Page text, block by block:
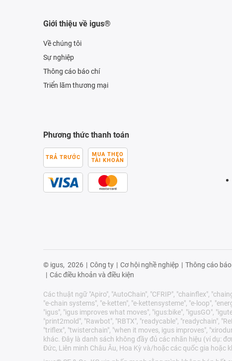
Giới thiệu về igus®
Về chúng tôi
Sự nghiệp
Thông cáo báo chí
Triển lãm thương mại
Phương thức thanh toán
TRẢ TRƯỚC
MUA THEO
TÀI KHOẢN
© igus, 2026 | Công ty | Cơ hội nghề nghiệp | Thông cáo
| Các điều khoản và điều kiện
Các thuật ngữ "Apiro", "AutoChain", "CFRIP", "chainflex",
"e-chain systems", "e-ketten", "e-kettensysteme", "e-loop",
"igus", "igus improves what moves", "igus:bike", "igusGO",
"print2mold", "Rawbot", "RBTX", "readycable", "readychain",
"triflex", "twisterchain", "when it moves, igus improves",
khác. Đây là danh sách không đầy đủ các nhãn hiệu (ví dụ:
Đức, Liên minh Châu Âu, Hoa Kỳ và/hoặc các quốc gia hoặc